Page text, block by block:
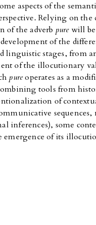
aspects of the
Relying on the
of the adverb purewill be
of the
linguistic stages, from
of the illocutionary
pureoperates as a
tools from
of
inferences), some
emergence of its